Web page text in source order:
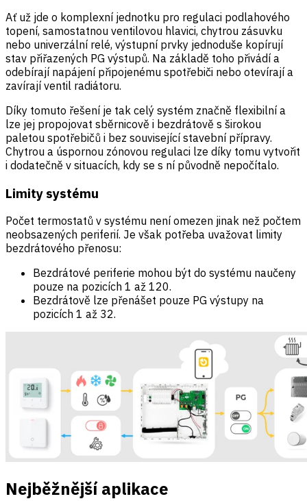
Ať už jde o komplexní jednotku pro regulaci podlahového
topení, samostatnou ventilovou hlavici, chytrou zásuvku
nebo univerzální relé, výstupní prvky jednoduše kopírují
stav přiřazených PG výstupů. Na základě toho přivádí a
odebírají napájení připojenému spotřebiči nebo otevírají a
zavírají ventil radiátoru.
Díky tomuto řešení je tak celý systém značně flexibilní a
lze jej propojovat sběrnicově i bezdrátově s širokou
paletou spotřebičů i bez související stavební přípravy.
Chytrou a úspornou zónovou regulaci lze díky tomu vytvořit
i dodatečně v situacích, kdy se s ní původně nepočítalo.
Limity systému
Počet termostatů v systému není omezen jinak než počtem
neobsazených periferií. Je však potřeba uvažovat limity
bezdrátového přenosu:
Bezdrátové periferie mohou být do systému naučeny
pouze na pozicích 1 až 120.
Bezdrátově lze přenášet pouze PG výstupy na
pozicích 1 až 32.
Nejběžnější aplikace